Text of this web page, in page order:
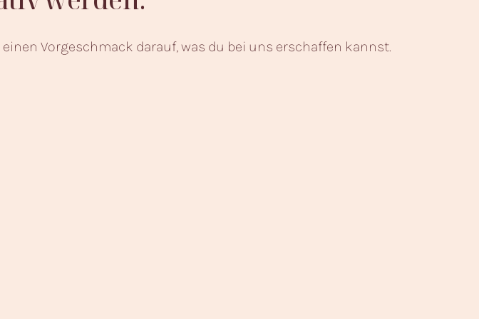
Vorgeschmack darauf, was du bei uns erschaffen kannst.